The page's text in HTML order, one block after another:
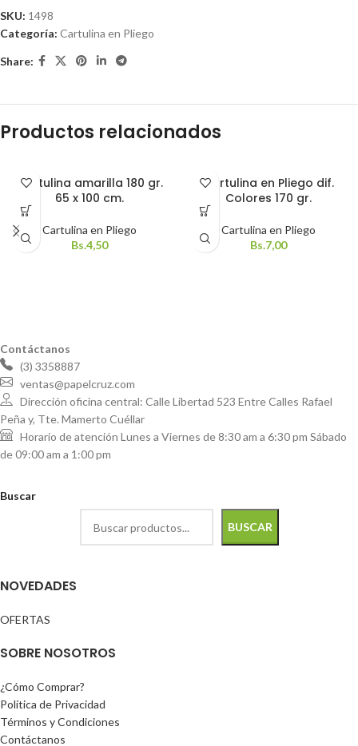
SKU: 1498
Categoría: Cartulina en Pliego
Share:
Productos relacionados
Cartulina amarilla 180 gr.
65 x 100 cm.
Cartulina en Pliego
Bs.4,50
Cartulina en Pliego dif.
Colores 170 gr.
Cartulina en Pliego
Bs.7,00
Contáctanos
(3) 3358887
ventas@papelcruz.com
Dirección oficina central: Calle Libertad 523 Entre Calles Rafael
Peña y, Tte. Mamerto Cuéllar
Horario de atención Lunes a Viernes de 8:30 am a 6:30 pm Sábado
de 09:00 am a 1:00 pm
Buscar
BUSCAR
NOVEDADES
OFERTAS
SOBRE NOSOTROS
¿Cómo Comprar?
Política de Privacidad
Términos y Condiciones
Contáctanos